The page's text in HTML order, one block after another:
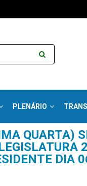
PLENÁRIO
QUARTA)
DIA